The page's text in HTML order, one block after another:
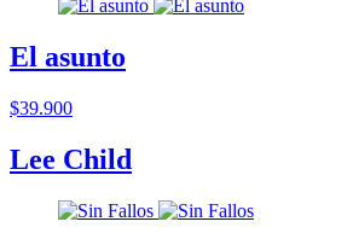
El asunto
$39.900
Lee Child